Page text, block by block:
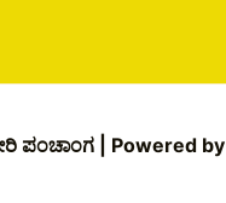
ಪಂಚಾಂಗ | Powered by